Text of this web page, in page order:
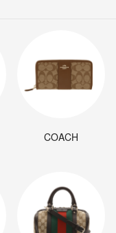
COACH